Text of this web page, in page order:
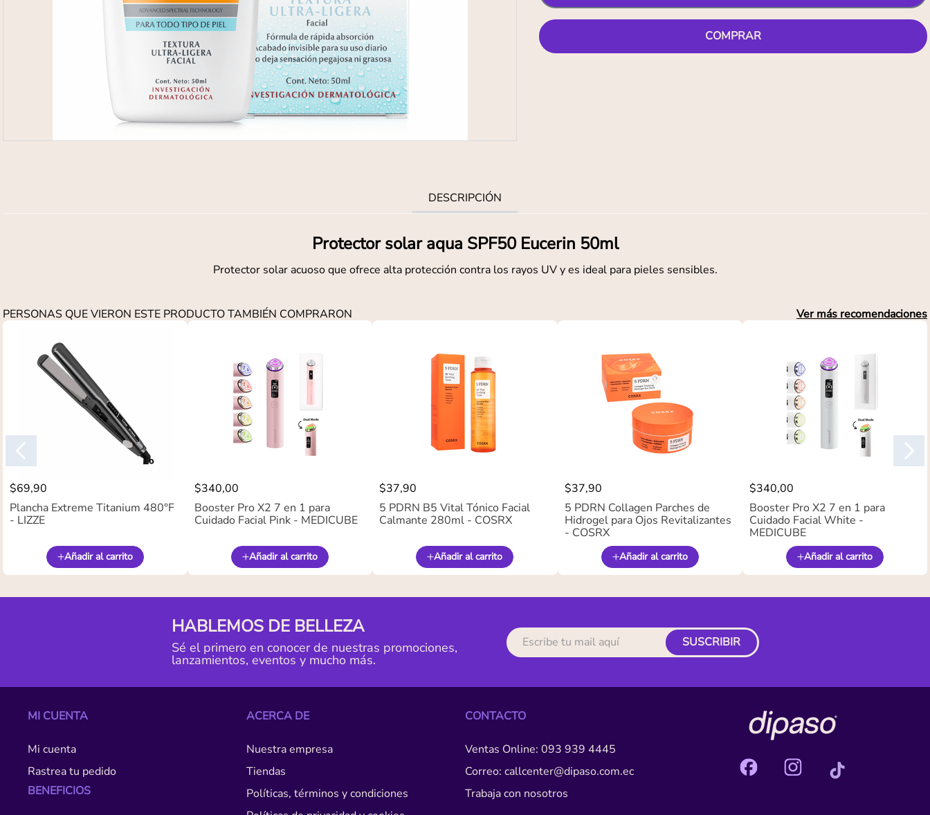
COMPRAR
DESCRIPCIÓN
Protector solar aqua SPF50 Eucerin 50ml
Protector solar acuoso que ofrece alta protección contra los rayos UV y es ideal para pieles sensibles.
PERSONAS QUE VIERON ESTE PRODUCTO TAMBIÉN COMPRARON Ver más recomendaciones
$69,90
Plancha Extreme Titanium 480°F
- LIZZE
Añadir al carrito
$340,00
Booster Pro X2 7 en 1 para
Cuidado Facial Pink - MEDICUBE
Añadir al carrito
$37,90
5 PDRN B5 Vital Tónico Facial
Calmante 280ml - COSRX
Añadir al carrito
$37,90
5 PDRN Collagen Parches de
Hidrogel para Ojos Revitalizantes
- COSRX
Añadir al carrito
$340,00
Booster Pro X2 7 en 1 para
Cuidado Facial White -
MEDICUBE
Añadir al carrito
HABLEMOS DE BELLEZA
Sé el primero en conocer de nuestras promociones,
lanzamientos, eventos y mucho más.
SUSCRIBIR
MI CUENTA
Mi cuenta
Rastrea tu pedido
BENEFICIOS
ACERCA DE
Nuestra empresa
Tiendas
Políticas, términos y condiciones
CONTACTO
Ventas Online: 093 939 4445
Correo: callcenter@dipaso.com.ec
Trabaja con nosotros